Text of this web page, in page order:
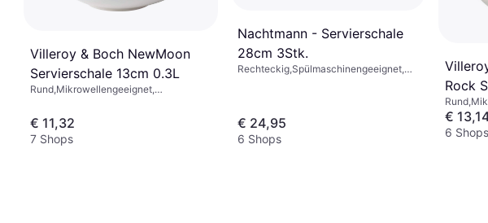
Villeroy & Boch NewMoon
Servierschale 13cm 0.3L
Rund,Mikrowellengeeignet,
€ 11,32
7 Shops
Nachtmann - Servierschale
28cm 3Stk.
Rechteckig,Spülmaschinengeeignet,
€ 24,95
6 Shops
Rock
Weiß
€
6 Shops